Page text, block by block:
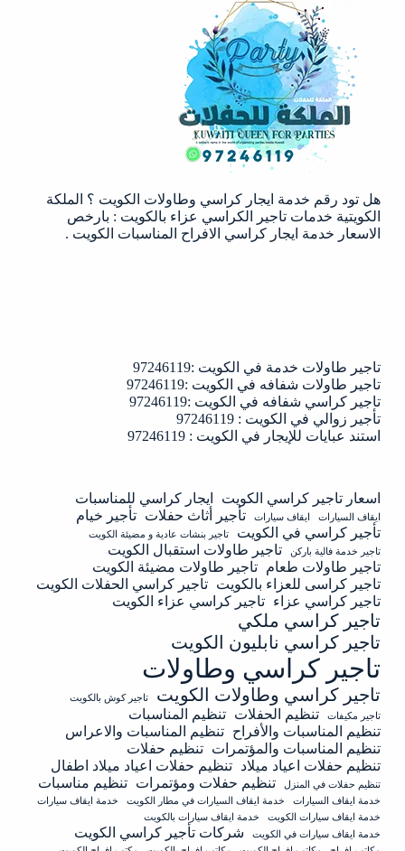
مكاتب
افراح
الجهراء
|97246119|
الملكة
الكويتية
هل تود رقم خدمة ايجار كراسي وطاولات الكويت ؟ الملكة
الكويتية خدمات تاجير الكراسي عزاء بالكويت : بارخص
الاسعار خدمة ايجار كراسي الافراح المناسبات الكويت .
تاجير طاولات خدمة في الكويت :97246119
تاجير طاولات شفافه في الكويت :97246119
تاجير كراسي شفافه في الكويت :97246119
تأجير زوالي في الكويت : 97246119
استند عبايات للإيجار في الكويت : 97246119
اسعار تاجير كراسي الكويت ايجار كراسي للمناسبات
ايقاف السيارات ايقاف سيارات تأجير أثاث حفلات تأجير خيام
تأجير كراسي في الكويت
تاجير بنشات عادية و مضيئة الكويت
تاجير خدمة فالية باركن
تاجير طاولات استقبال الكويت
تاجير طاولات طعام تاجير طاولات مضيئة الكويت
تاجير كراسى للعزاء بالكويت تاجير كراسي الحفلات الكويت
تاجير كراسي عزاء تاجير كراسي عزاء الكويت
تاجير كراسي ملكي
تاجير كراسي نابليون الكويت
تاجير كراسي وطاولات
تاجير كراسي وطاولات الكويت
تاجير كوش بالكويت
تاجير مكيفات
تنظيم الحفلات تنظيم المناسبات
تنظيم المناسبات والأفراح تنظيم المناسبات والاعراس
تنظيم المناسبات والمؤتمرات تنظيم حفلات
تنظيم حفلات اعياد ميلاد تنظيم حفلات اعياد ميلاد اطفال
تنظيم حفلات في المنزل تنظيم حفلات ومؤتمرات تنظيم مناسبات
خدمة ايقاف السيارات خدمة ايقاف السيارات في مطار الكويت
خدمة ايقاف سيارات
خدمة ايقاف سيارات الكويت
خدمة ايقاف سيارات بالكويت
خدمة ايقاف سيارات في الكويت
شركات تأجير كراسي الكويت